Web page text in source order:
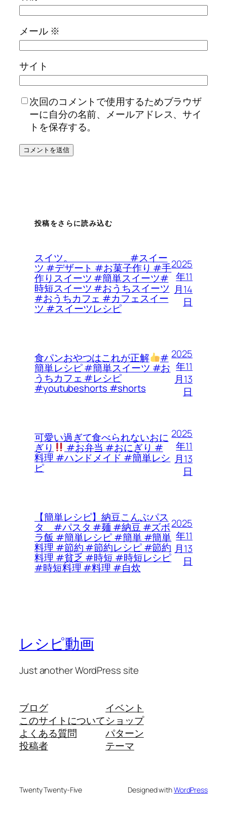
メール ※
サイト
次回のコメントで使用するためブラウザ
ーに自分の名前、メールアドレス、サイ
トを保存する。
投稿をさらに読み込む
スイツ。 #スイー
ツ #デザート #お菓子作り #手
作りスイーツ #簡単スイーツ#
時短スイーツ #おうちスイーツ
#おうちカフェ #カフェスイー
ツ #スイーツレシピ
2025
年11
月14
日
食パンおやつはこれが正解 #
簡単レシピ #簡単スイーツ #お
うちカフェ #レシピ
#youtubeshorts #shorts
2025
年11
月13
日
可愛い過ぎて食べられないおに
ぎり #お弁当 #おにぎり #
料理 #ハンドメイド #簡単レシ
ピ
2025
年11
月13
日
【簡単レシピ】納豆こんぶパス
タ #パスタ #麺 #納豆 #ズボ
ラ飯 #簡単レシピ #簡単 #簡単
料理 #節約 #節約レシピ #節約
料理 #貧乏 #時短 #時短レシピ
#時短料理 #料理 #自炊
2025
年11
月13
日
レシピ動画
Just another WordPress site
ブログ
このサイトについて
よくある質問
投稿者
イベント
ショップ
パターン
テーマ
Twenty Twenty-Five Designed withWordPress